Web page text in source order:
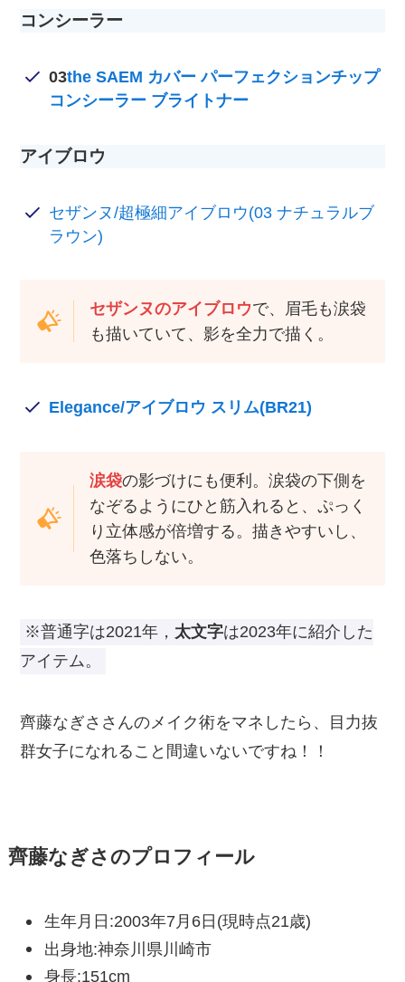
コンシーラー
03the SAEM カバー パーフェクションチップ
コンシーラー ブライトナー
アイブロウ
セザンヌ/超極細アイブロウ(03 ナチュラルブ
ラウン)
セザンヌのアイブロウで、眉毛も涙袋
も描いていて、影を全力で描く。
Elegance/アイブロウ スリム(BR21)
涙袋の影づけにも便利。涙袋の下側を
なぞるようにひと筋入れると、ぷっく
り立体感が倍増する。描きやすいし、
色落ちしない。
※普通字は2021年， 太文字は2023年に紹介した
アイテム。
齊藤なぎささんのメイク術をマネしたら、目力抜
群女子になれること間違いないですね！！
齊藤なぎさのプロフィール
生年月日:2003年7月6日(現時点21歳)
出身地:神奈川県川崎市
身長:151cm